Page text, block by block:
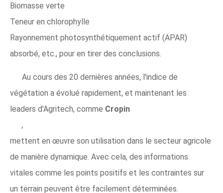
Biomasse verte
Teneur en chlorophylle
Rayonnement photosynthétiquement actif (APAR)
absorbé, etc., pour en tirer des conclusions.
Au cours des 20 dernières années, l'indice de
végétation a évolué rapidement, et maintenant les
leaders d'Agritech, comme Cropin
,
mettent en œuvre son utilisation dans le secteur agricole
de manière dynamique. Avec cela, des informations
vitales comme les points positifs et les contraintes sur
un terrain peuvent être facilement déterminées.